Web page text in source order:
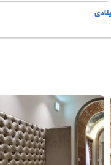
این 25 تصویر را ببینید.